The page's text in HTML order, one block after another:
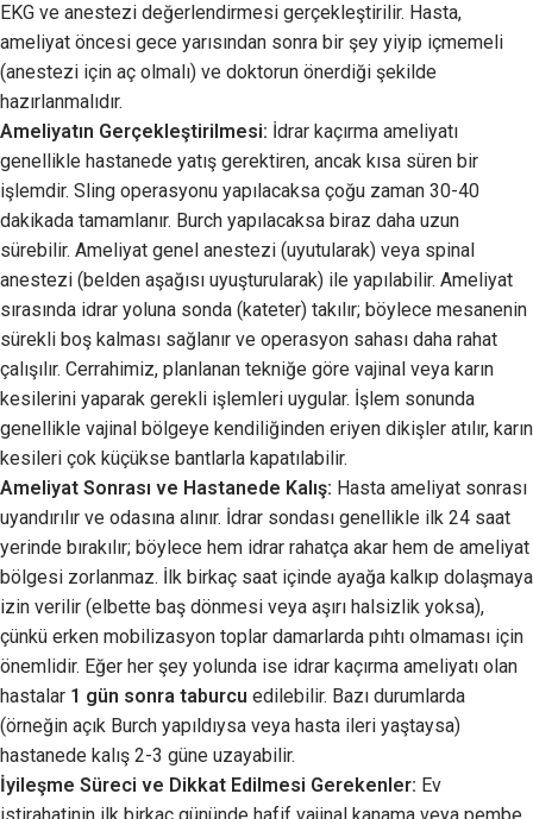
EKG ve anestezi değerlendirmesi gerçekleştirilir. Hasta,
ameliyat öncesi gece yarısından sonra bir şey yiyip içmemeli
(anestezi için aç olmalı) ve doktorun önerdiği şekilde
hazırlanmalıdır.
Ameliyatın Gerçekleştirilmesi: İdrar kaçırma ameliyatı
genellikle hastanede yatış gerektiren, ancak kısa süren bir
işlemdir. Sling operasyonu yapılacaksa çoğu zaman 30-40
dakikada tamamlanır. Burch yapılacaksa biraz daha uzun
sürebilir. Ameliyat genel anestezi (uyutularak) veya spinal
anestezi (belden aşağısı uyuşturularak) ile yapılabilir. Ameliyat
sırasında idrar yoluna sonda (kateter) takılır; böylece mesanenin
sürekli boş kalması sağlanır ve operasyon sahası daha rahat
çalışılır. Cerrahimiz, planlanan tekniğe göre vajinal veya karın
kesilerini yaparak gerekli işlemleri uygular. İşlem sonunda
genellikle vajinal bölgeye kendiliğinden eriyen dikişler atılır, karın
kesileri çok küçükse bantlarla kapatılabilir.
Ameliyat Sonrası ve Hastanede Kalış: Hasta ameliyat sonrası
uyandırılır ve odasına alınır. İdrar sondası genellikle ilk 24 saat
yerinde bırakılır; böylece hem idrar rahatça akar hem de ameliyat
bölgesi zorlanmaz. İlk birkaç saat içinde ayağa kalkıp dolaşmaya
izin verilir (elbette baş dönmesi veya aşırı halsizlik yoksa),
çünkü erken mobilizasyon toplar damarlarda pıhtı olmaması için
önemlidir. Eğer her şey yolunda ise idrar kaçırma ameliyatı olan
hastalar 1 gün sonra taburcu edilebilir. Bazı durumlarda
(örneğin açık Burch yapıldıysa veya hasta ileri yaştaysa)
hastanede kalış 2-3 güne uzayabilir.
İyileşme Süreci ve Dikkat Edilmesi Gerekenler: Ev